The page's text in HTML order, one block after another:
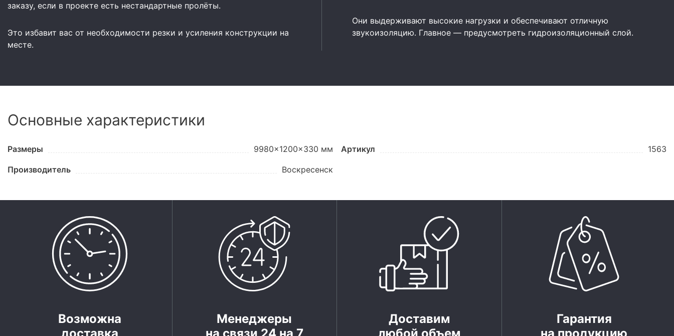
заказу, если в проекте есть нестандартные пролёты.
Это избавит вас от необходимости резки и усиления конструкции на
месте.
Они выдерживают высокие нагрузки и обеспечивают отличную
звукоизоляцию. Главное — предусмотреть гидроизоляционный слой.
Основные характеристики
Размеры 9980x1200x330 мм
Производитель Воскресенск
Артикул 1563
Возможна
доставка
Менеджеры
на связи 24 на 7
Доставим
любой объем
Гарантия
на продукцию